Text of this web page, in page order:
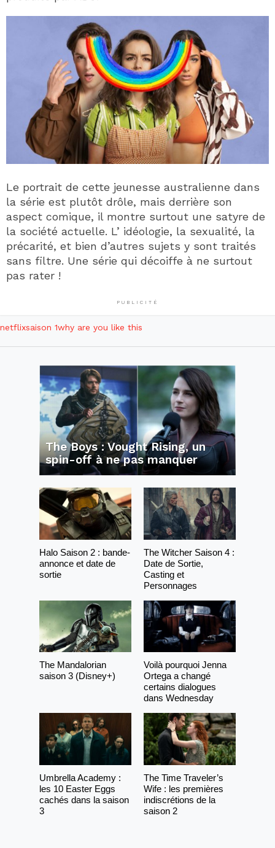
Le portrait de cette jeunesse australienne dans
la série est plutôt drôle, mais derrière son
aspect comique, il montre surtout une satyre de
la société actuelle. L’ idéologie, la sexualité, la
précarité, et bien d’autres sujets y sont traités
sans filtre. Une série qui décoiffe à ne surtout
pas rater !
PUBLICITÉ
netflixsaison 1why are you like this
The Boys : Vought Rising, un
spin-off à ne pas manquer
Halo Saison 2 : bande-
annonce et date de
sortie
The Witcher Saison 4 :
Date de Sortie,
Casting et
Personnages
The Mandalorian
saison 3 (Disney+)
Voilà pourquoi Jenna
Ortega a changé
certains dialogues
dans Wednesday
Umbrella Academy :
les 10 Easter Eggs
cachés dans la saison
3
The Time Traveler’s
Wife : les premières
indiscrétions de la
saison 2